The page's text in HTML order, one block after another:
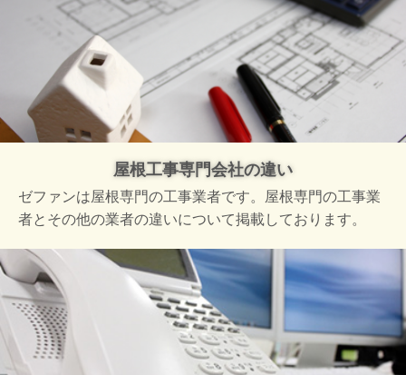
屋根工事専門会社の違い
ゼファンは屋根専門の工事業者です。屋根専門の工事業
者とその他の業者の違いについて掲載しております。